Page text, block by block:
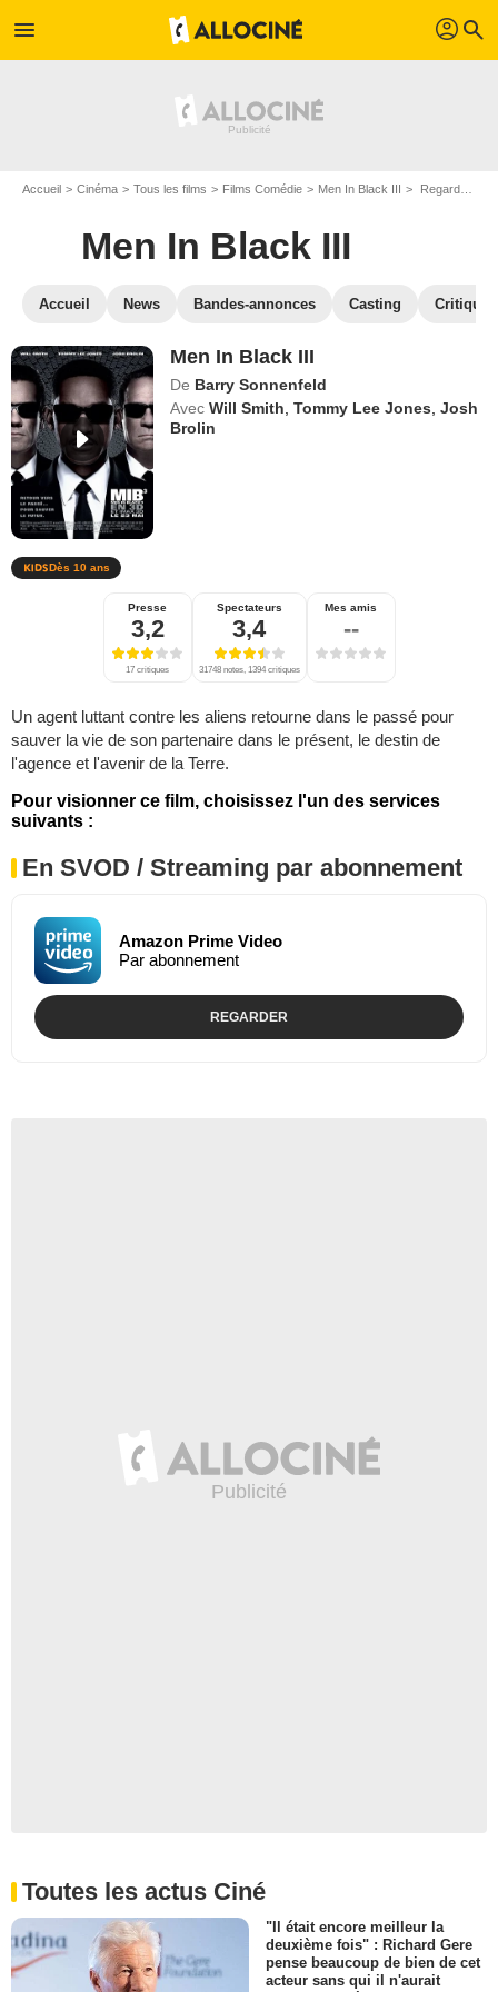
menu profil search
Accueil Cinéma Tous les films Films Comédie Men In Black III Regarder Men In Black III en SVOD
Men In Black III
Accueil News Bandes-annonces Casting
Men In Black III
De Barry Sonnenfeld
Avec Will Smith ,Tommy Lee Jones ,Josh
Brolin
Dès 10 ans
Presse
3,2
17 critiques
Spectateurs
3,4
31748 notes, 1394 critiques
Mes amis
--
Un agent luttant contre les aliens retourne dans le passé pour
sauver la vie de son partenaire dans le présent, le destin de
l'agence et l'avenir de la Terre.
Pour visionner ce film, choisissez l'un des services
suivants :
En SVOD / Streaming par abonnement
Amazon Prime Video
Par abonnement
REGARDER
Toutes les actus Ciné
"Il était encore meilleur la
deuxième fois" : Richard Gere
pense beaucoup de bien de cet
acteur sans qui il n'aurait